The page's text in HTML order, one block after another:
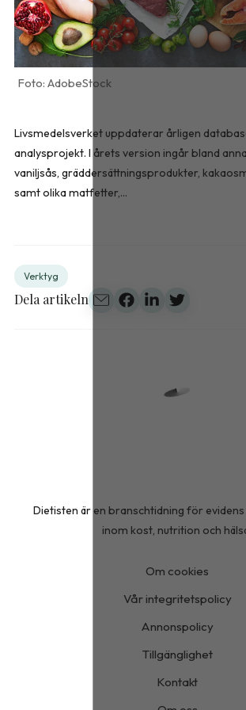
AdobeStock
Livsmedelsverket uppdaterar årligen
analysprojekt. I årets version ingår bland
vaniljsås, gräddersättningsprodukter,
samt olika matfetter,...
Verktyg
Dela artikeln
Dietisten är en branschtidning för
inom kost, nutrition och
Om cookies
Vår integritetspolicy
Annonspolicy
Tillgänglighet
Kontakt